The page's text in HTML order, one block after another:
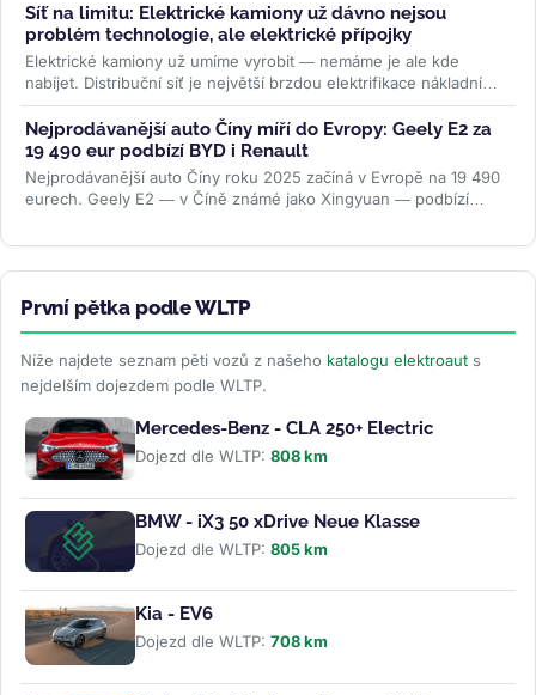
Síť na limitu: Elektrické kamiony už dávno nejsou
problém technologie, ale elektrické přípojky
Elektrické kamiony už umíme vyrobit — nemáme je ale kde
nabíjet. Distribuční síť je největší brzdou elektrifikace nákladní
dopravy....>>
Nejprodávanější auto Číny míří do Evropy: Geely E2 za
19 490 eur podbízí BYD i Renault
Nejprodávanější auto Číny roku 2025 začíná v Evropě na 19 490
eurech. Geely E2 — v Číně známé jako Xingyuan — podbízí
První pětka podle WLTP
Níže najdete seznam pěti vozů z našeho katalogu elektroaut s
nejdelším dojezdem podle WLTP.
Mercedes-Benz - CLA 250+ Electric
Dojezd dle WLTP: 808 km
BMW - iX3 50 xDrive Neue Klasse
Dojezd dle WLTP: 805 km
Kia - EV6
Dojezd dle WLTP: 708 km